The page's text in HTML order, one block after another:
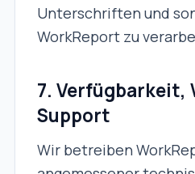
Unterschriften und
WorkReport zu
7. Verfügbarkeit,
Support
Wir betreiben